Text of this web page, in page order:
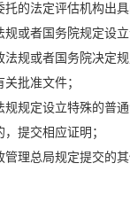
的法定评估机构出具
规或者国务院规定设
法规或者国务院决定
批准文件；
规规定设立特殊的普
提交相应证明；
管理总局规定提交的其